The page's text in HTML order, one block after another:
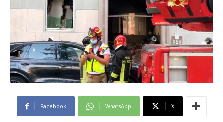
Facebook WhatsApp X